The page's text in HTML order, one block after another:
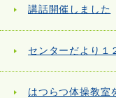
講話開催しました
センターだより１
はつらつ体操教室